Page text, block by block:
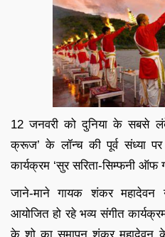
12 जनवरी को दुनिया के सबसे
क्रूज’ के लॉन्च की पूर्व संध्या
कार्यक्रम ‘सुर सरिता-सिम्फनी ऑफ
जाने-माने गायक शंकर महादेवन
आयोजित हो रहे भव्य संगीत